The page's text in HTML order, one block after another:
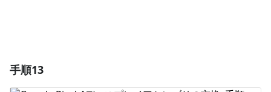
手順13